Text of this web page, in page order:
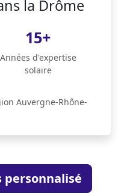
la Drôme
15+
Années d'expertise
solaire
Auvergne-Rhône-
personnalisé